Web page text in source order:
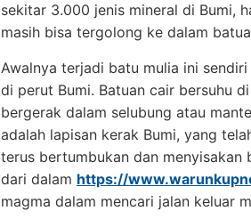
sekitar 3.000 jenis mineral di Bumi,
masih bisa tergolong ke dalam
Awalnya terjadi batu mulia ini
di perut Bumi. Batuan cair bersuhu
bergerak dalam selubung atau
adalah lapisan kerak Bumi, yang
terus bertumbukan dan menyisakan
dari dalam https://
magma dalam mencari jalan keluar